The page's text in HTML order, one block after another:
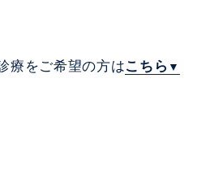
療をご希望の方はこちら ▼